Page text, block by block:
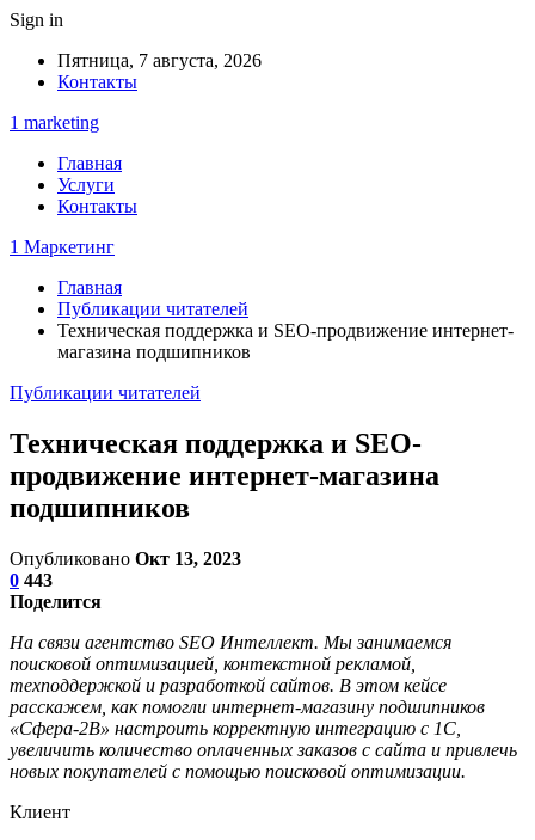
Sign in
Пятница, 7 августа, 2026
Контакты
1 marketing
Главная
Услуги
Контакты
1 Маркетинг
Главная
Публикации читателей
Техническая поддержка и SEO-продвижение интернет-
магазина подшипников
Публикации читателей
Техническая поддержка и SEO-
продвижение интернет-магазина
подшипников
Опубликовано Окт 13, 2023
0 443
Поделится
На связи агентство SEO Интеллект. Мы занимаемся
поисковой оптимизацией, контекстной рекламой,
техподдержкой и разработкой сайтов. В этом кейсе
расскажем, как помогли интернет-магазину подшипников
«Сфера-2В» настроить корректную интеграцию с 1C,
увеличить количество оплаченных заказов с сайта и привлечь
новых покупателей с помощью поисковой оптимизации.
Клиент